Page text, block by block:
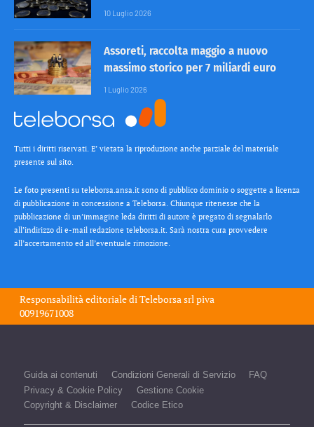
10 Luglio 2026
Assoreti, raccolta maggio a nuovo
massimo storico per 7 miliardi euro
1 Luglio 2026
Tutti i diritti riservati. E’ vietata la riproduzione anche parziale del materiale
presente sul sito.
Le foto presenti su teleborsa.ansa.it sono di pubblico dominio o soggette a licenza
di pubblicazione in concessione a Teleborsa. Chiunque ritenesse che la
pubblicazione di un’immagine leda diritti di autore è pregato di segnalarlo
all’indirizzo di e-mail redazione teleborsa.it. Sarà nostra cura provvedere
all’accertamento ed all’eventuale rimozione.
Responsabilità editoriale diTeleborsa srlpiva
00919671008
Guida ai contenuti Condizioni Generali di Servizio
FAQ
Privacy & Cookie Policy
Gestione Cookie
Copyright & Disclaimer
Codice Etico